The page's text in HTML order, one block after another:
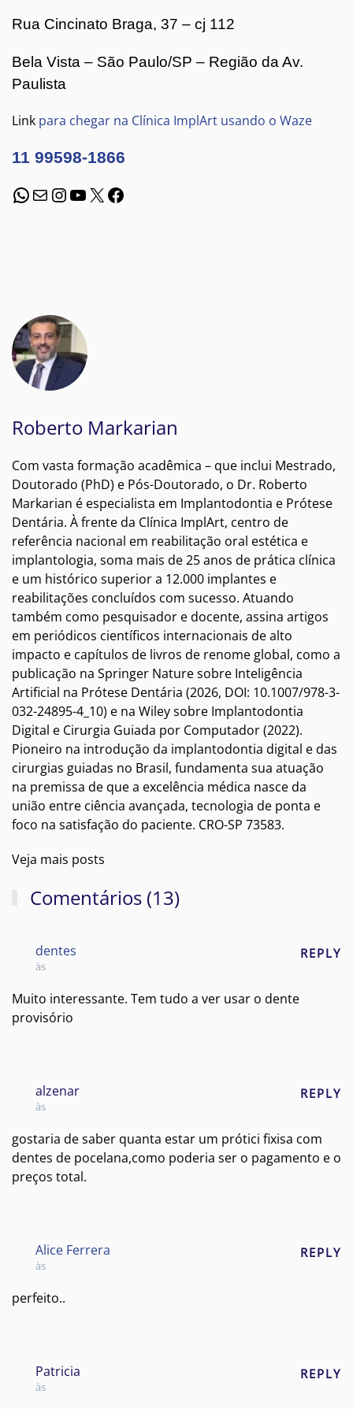
Rua Cincinato Braga, 37 – cj 112
Bela Vista – São Paulo/SP – Região da Av.
Paulista
Link para chegar na Clínica ImplArt usando o Waze
11 99598-1866
WhatsApp
E-mailInstagram
Youtube
X Facebook
Roberto Markarian
Com vasta formação acadêmica – que inclui Mestrado,
Doutorado (PhD) e Pós-Doutorado, o Dr. Roberto
Markarian é especialista em Implantodontia e Prótese
Dentária. À frente da Clínica ImplArt, centro de
referência nacional em reabilitação oral estética e
implantologia, soma mais de 25 anos de prática clínica
e um histórico superior a 12.000 implantes e
reabilitações concluídos com sucesso. Atuando
também como pesquisador e docente, assina artigos
em periódicos científicos internacionais de alto
impacto e capítulos de livros de renome global, como a
publicação na Springer Nature sobre Inteligência
Artificial na Prótese Dentária (2026, DOI: 10.1007/978-3-
032-24895-4_10) e na Wiley sobre Implantodontia
Digital e Cirurgia Guiada por Computador (2022).
Pioneiro na introdução da implantodontia digital e das
cirurgias guiadas no Brasil, fundamenta sua atuação
na premissa de que a excelência médica nasce da
união entre ciência avançada, tecnologia de ponta e
foco na satisfação do paciente. CRO-SP 73583.
Veja mais posts
Comentários (13)
dentes
às
REPLY
Muito interessante. Tem tudo a ver usar o dente
provisório
alzenar
às
REPLY
gostaria de saber quanta estar um prótici fixisa com
dentes de pocelana,como poderia ser o pagamento e o
preços total.
Alice Ferrera
às
REPLY
perfeito..
Patricia
às
REPLY